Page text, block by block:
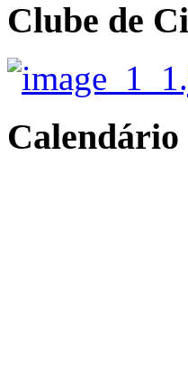
Clube de
Calendário